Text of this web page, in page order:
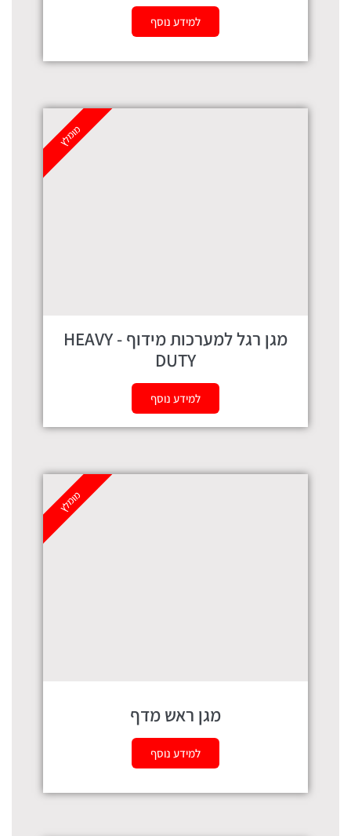
למידע נוסף
מגן רגל למערכות מידוף - HEAVY
DUTY
למידע נוסף
מומלץ
מגן ראש מדף
למידע נוסף
מומלץ